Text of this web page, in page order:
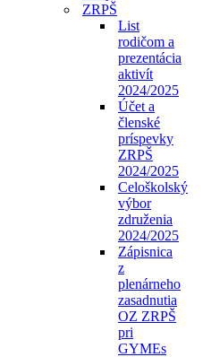
ZRPŠ
List
rodičom a
prezentácia
aktivít
2024/2025
Účet a
členské
príspevky
ZRPŠ
2024/2025
Celoškolský
výbor
združenia
2024/2025
Zápisnica
z
plenárneho
zasadnutia
OZ ZRPŠ
pri
GYMEs